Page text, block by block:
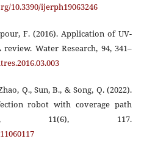
10.3390/ijerph19063246
F. (2016). Application of UV-
Water Research, 94, 341–
Q., Sun, B., & Song, Q. (2022).
robot with coverage path
11(6), 117.